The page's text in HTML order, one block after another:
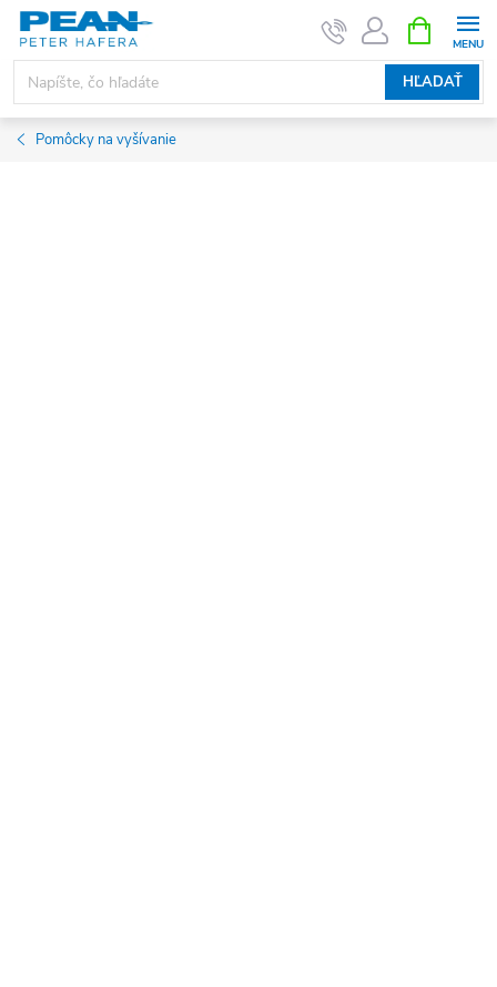
Prejsť
obsah
HĽADAŤ
KOŠÍK
Pomôcky na vyšívanie